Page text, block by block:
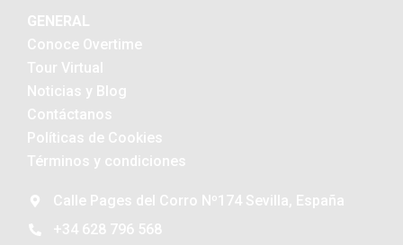
GENERAL
Conoce Overtime
Tour Virtual
Noticias y Blog
Contáctanos
Políticas de Cookies
Términos y condiciones
Calle Pages del Corro Nº174 Sevilla, España
+34 628 796 568